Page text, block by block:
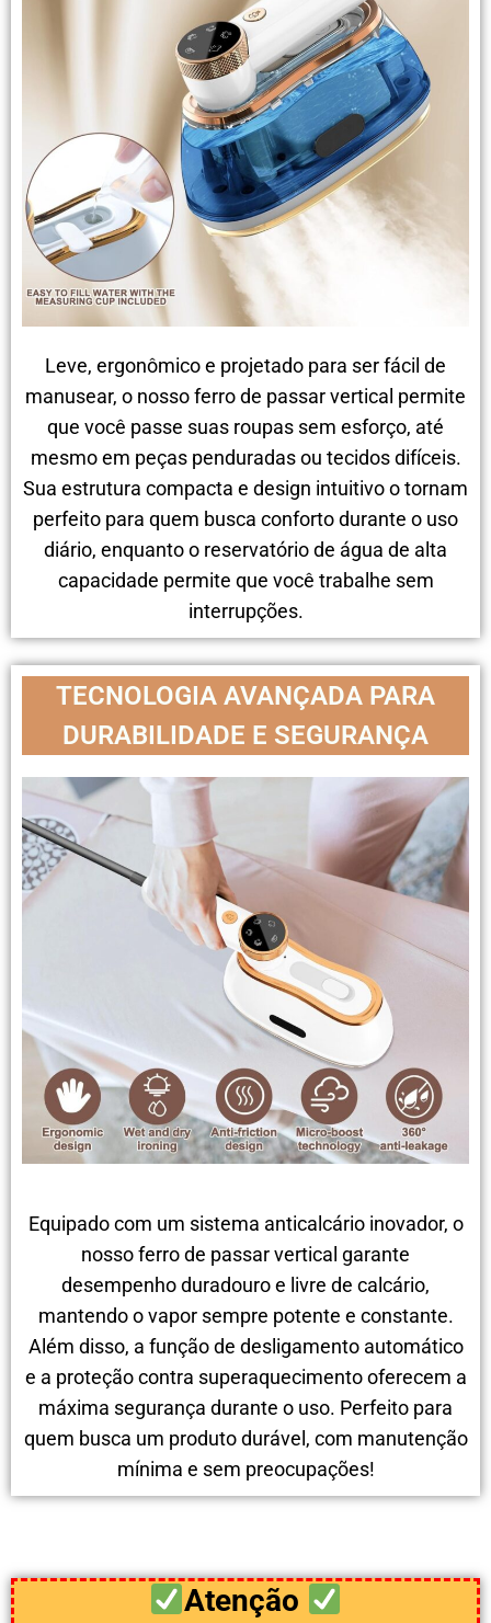
Leve, ergonômico e projetado para ser fácil de
manusear, o nosso ferro de passar vertical permite
que você passe suas roupas sem esforço, até
mesmo em peças penduradas ou tecidos difíceis.
Sua estrutura compacta e design intuitivo o tornam
perfeito para quem busca conforto durante o uso
diário, enquanto o reservatório de água de alta
capacidade permite que você trabalhe sem
interrupções.
TECNOLOGIA AVANÇADA PARA
DURABILIDADE E SEGURANÇA
Equipado com um sistema anticalcário inovador, o
nosso ferro de passar vertical garante
desempenho duradouro e livre de calcário,
mantendo o vapor sempre potente e constante.
Além disso, a função de desligamento automático
e a proteção contra superaquecimento oferecem a
máxima segurança durante o uso. Perfeito para
quem busca um produto durável, com manutenção
mínima e sem preocupações!
Atenção